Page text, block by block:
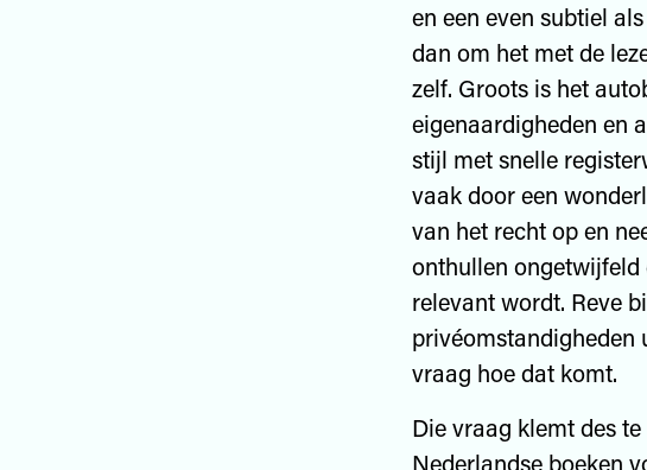
en een even subtiel
dan om het met de
zelf. Groots is het
eigenaardigheden en
stijl met snelle
vaak door een
van het recht op en
onthullen ongetwijfeld
relevant wordt. Reve
privéomstandigheden
vraag hoe dat komt.
Die vraag klemt des
Nederlandse boeken